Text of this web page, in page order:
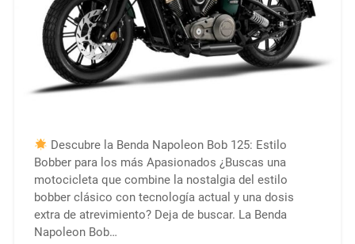
Descubre la Benda Napoleon Bob 125: Estilo
Bobber para los más Apasionados ¿Buscas una
motocicleta que combine la nostalgia del estilo
bobber clásico con tecnología actual y una dosis
extra de atrevimiento? Deja de buscar. La Benda
Napoleon Bob…